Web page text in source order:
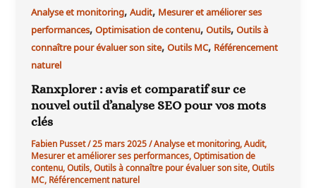
Analyse et monitoring,Audit, Mesurer et améliorer ses
performances,Optimisation de contenu,Outils,Outils à
connaître pour évaluer son site,Outils MC, Référencement
naturel
Ranxplorer : avis et comparatif sur ce
nouvel outil d’analyse SEO pour vos mots
clés
Fabien Pusset/25 mars 2025/Analyse et monitoring,Audit,
Mesurer et améliorer ses performances,Optimisation de
contenu,Outils,Outils à connaître pour évaluer son site,Outils
MC,Référencement naturel